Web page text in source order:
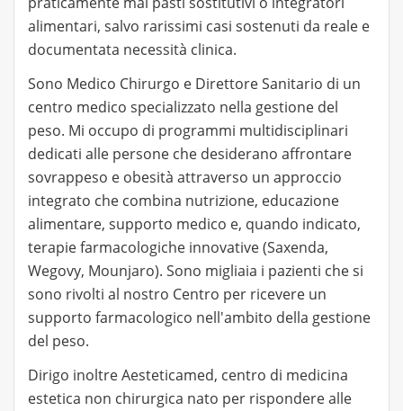
alimentari, salvo rarissimi casi sostenuti da reale e
documentata necessità clinica.
Sono Medico Chirurgo e Direttore Sanitario di un
centro medico specializzato nella gestione del
peso. Mi occupo di programmi multidisciplinari
dedicati alle persone che desiderano affrontare
sovrappeso e obesità attraverso un approccio
integrato che combina nutrizione, educazione
alimentare, supporto medico e, quando indicato,
terapie farmacologiche innovative (Saxenda,
Wegovy, Mounjaro). Sono migliaia i pazienti che si
sono rivolti al nostro Centro per ricevere un
supporto farmacologico nell'ambito della gestione
del peso.
Dirigo inoltre Aesteticamed, centro di medicina
estetica non chirurgica nato per rispondere alle